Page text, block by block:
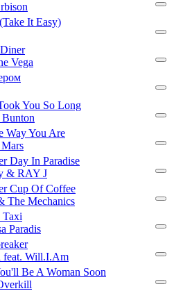
It Easy)
Vega
You So Long
Way You Are
Day In Paradise
& RAY J
Cup Of Coffee
The Mechanics
Taxi
Paradis
feat. Will.I.Am
Be A Woman Soon